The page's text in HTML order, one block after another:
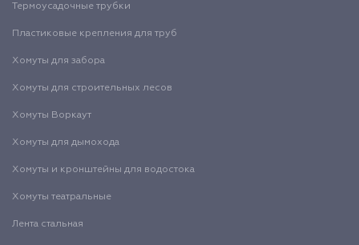
Термоусадочные трубки
Пластиковые крепления для труб
Хомуты для забора
Хомуты для строительных лесов
Хомуты Воркаут
Хомуты для дымохода
Хомуты и кронштейны для водостока
Хомуты театральные
Лента стальная